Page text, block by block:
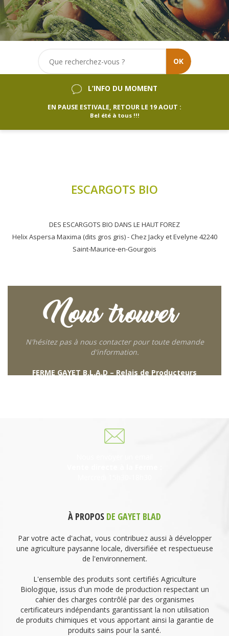
OK
L’INFO DU MOMENT
EN PAUSE ESTIVALE, RETOUR LE 19 AOUT :
Bel été à tous !!!
ESCARGOTS BIO
DES ESCARGOTS BIO DANS LE HAUT FOREZ
Helix Aspersa Maxima (dits gros gris) - Chez Jacky et Evelyne 42240
Saint-Maurice-en-Gourgois
Nous trouver
N'hésitez pas à nous contacter pour toute demande
d'information.
FERME GAYET B.L.A.D – Relais de Producteurs
À PROPOS DE GAYET BLAD
Par votre acte d'achat, vous contribuez aussi à développer
une agriculture paysanne locale, diversifiée et respectueuse
de l'environnement.
L'ensemble des produits sont certifiés Agriculture
Biologique, issus d'un mode de production respectant un
cahier des charges contrôlé par des organismes
certificateurs indépendants garantissant la non utilisation
de produits chimiques et vous apportant ainsi la garantie de
produits sains pour la santé.